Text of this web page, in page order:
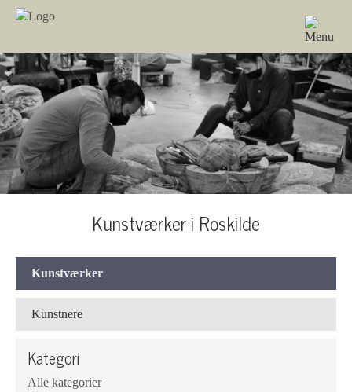
Kunstværker i Roskilde
Kunstværker
Kunstnere
Kategori
Alle kategorier